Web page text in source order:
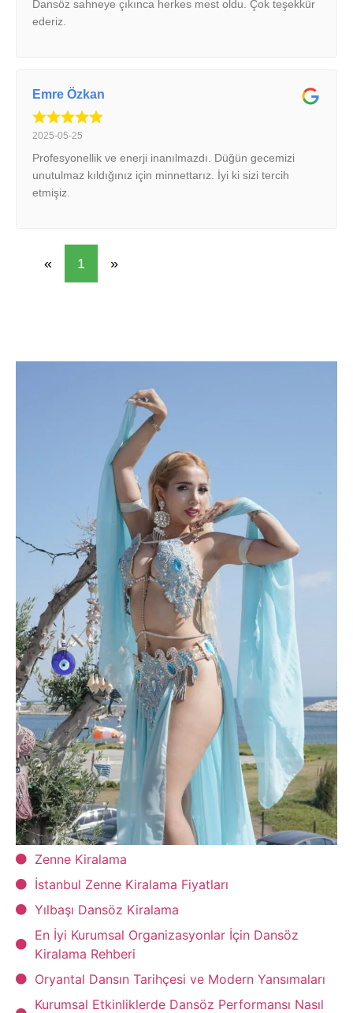
Dansöz sahneye çıkınca herkes mest oldu. Çok teşekkür
ederiz.
Emre Özkan
2025-05-25
Profesyonellik ve enerji inanılmazdı. Düğün gecemizi
unutulmaz kıldığınız için minnettarız. İyi ki sizi tercih
etmişiz.
« 1 »
Zenne Kiralama
İstanbul Zenne Kiralama Fiyatları
Yılbaşı Dansöz Kiralama
En İyi Kurumsal Organizasyonlar İçin Dansöz
Kiralama Rehberi
Oryantal Dansın Tarihçesi ve Modern Yansımaları
Kurumsal Etkinliklerde Dansöz Performansı Nasıl